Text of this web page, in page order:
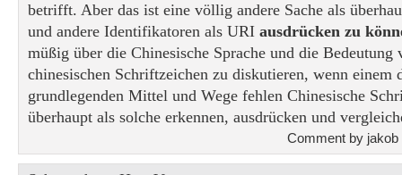
betrifft. Aber das ist eine völlig andere Sache als
und andere Identifikatoren als URI ausdrücken zu
müßig über die Chinesische Sprache und die Bedeutung
chinesischen Schriftzeichen zu diskutieren, wenn einem
grundlegenden Mittel und Wege fehlen Chinesische
überhaupt als solche erkennen, ausdrücken und
Comment by